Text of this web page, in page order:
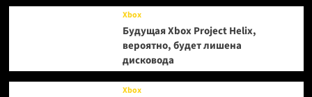
Xbox
Будущая Xbox Project Helix,
вероятно, будет лишена
дисковода
Xbox